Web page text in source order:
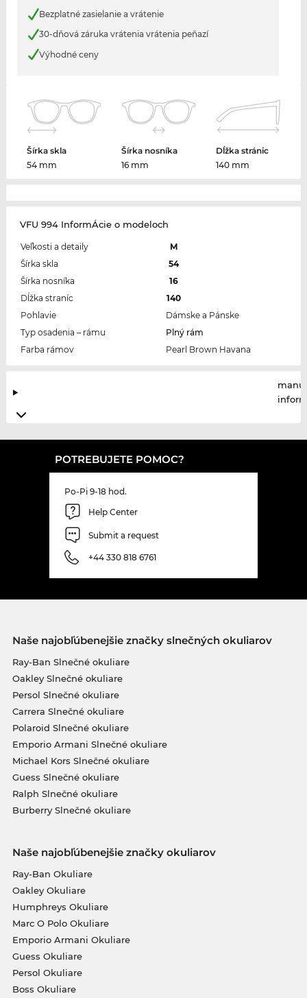
Bezplatné zasielanie a vrátenie
30-dňová záruka vrátenia vrátenia peňazí
Výhodné ceny
Šírka skla
54 mm
Šírka nosníka
16 mm
Dĺžka stránic
140 mm
VFU 994 InformÁcie o modeloch
Veľkosti a detaily
M
Šírka skla
54
Šírka nosníka
16
Dĺžka straníc
140
Pohlavie
Dámske a Pánske
Typ osadenia – rámu
Plný rám
Farba rámov
Pearl Brown Havana
POTREBUJETE POMOC?
Po-Pi 9-18 hod.
Help Center
Submit a request
+44 330 818 6761
Naše najobľúbenejšie značky slnečných okuliarov
Ray-Ban Slnečné okuliare
Oakley Slnečné okuliare
Persol Slnečné okuliare
Carrera Slnečné okuliare
Polaroid Slnečné okuliare
Emporio Armani Slnečné okuliare
Michael Kors Slnečné okuliare
Guess Slnečné okuliare
Ralph Slnečné okuliare
Burberry Slnečné okuliare
Naše najobľúbenejšie značky okuliarov
Ray-Ban Okuliare
Oakley Okuliare
Humphreys Okuliare
Marc O Polo Okuliare
Emporio Armani Okuliare
Guess Okuliare
Persol Okuliare
Boss Okuliare